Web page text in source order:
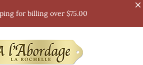
for billing over $75.00